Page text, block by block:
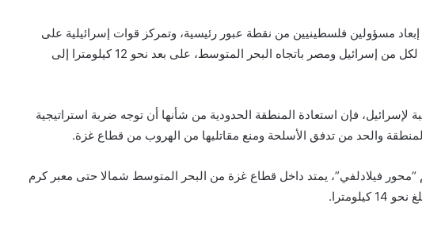
مسؤولين فلسطينيين من نقطة عبور رئيسية، وتمركز قوات إسرائيلية على
امتداد الزاوية الجنوبية الشرقية لغزة المتاخمة لكل من إسرائيل ومصر باتجاه البحر المتوسط، على بعد نحو 12 كيلومترا إلى
لإسرائيل، فإن استعادة المنطقة الحدودية من شأنها أن توجه ضربة استراتيجية
والحد من تدفق الأسلحة ومنع مقاتليها من الهروب من قطاع غزة.
فيلادلفي”، يمتد داخل قطاع غزة من البحر المتوسط شمالا حتى معبر كرم